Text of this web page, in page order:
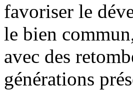
favoriser le
le bien
avec des
générations